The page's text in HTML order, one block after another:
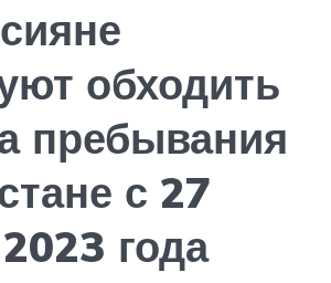
обходить
пребывания
с 27
года